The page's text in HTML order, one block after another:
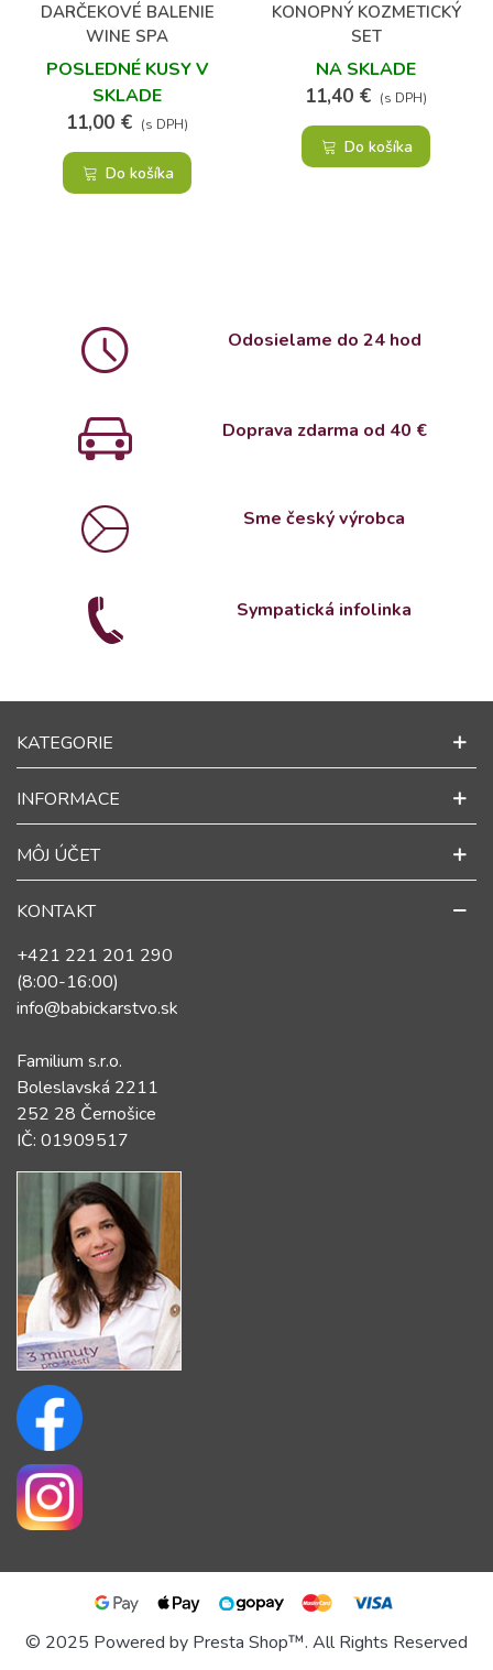
DARČEKOVÉ BALENIE
WINE SPA
POSLEDNÉ KUSY V
SKLADE
11,00 € (s DPH)
Do košíka
KONOPNÝ KOZMETICKÝ
SET
NA SKLADE
11,40 € (s DPH)
Do košíka
Odosielame do 24 hod
Doprava zdarma od 40 €
Sme český výrobca
Sympatická infolinka
KATEGORIE
INFORMACE
MÔJ ÚČET
KONTAKT
+421 221 201 290
(8:00-16:00)
info@babickarstvo.sk
Familium s.r.o.
Boleslavská 2211
252 28 Černošice
IČ: 01909517
© 2025 Powered by Presta Shop™. All Rights Reserved